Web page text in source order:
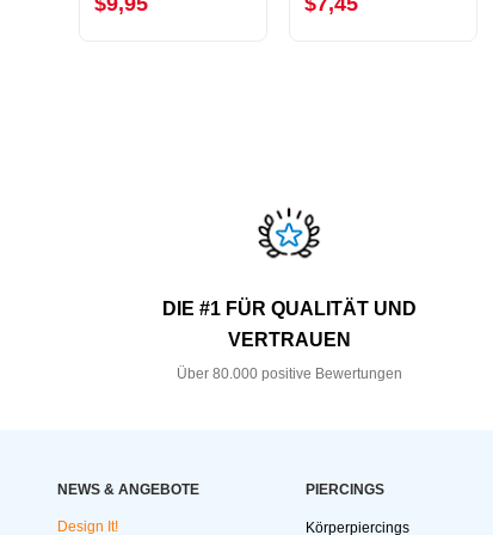
DIE #1 FÜR QUALITÄT UND
VERTRAUEN
Über 80.000 positive Bewertungen
NEWS & ANGEBOTE
Design It!
PIERCINGS
Körperpiercings